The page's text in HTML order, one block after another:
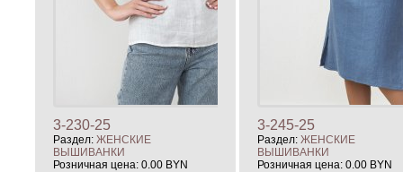
3-230-25
Раздел: ЖЕНСКИЕ
ВЫШИВАНКИ
Розничная цена: 0.00 BYN
3-245-25
Раздел:ЖЕНСКИЕ
ВЫШИВАНКИ
Розничная цена:0.00 BYN